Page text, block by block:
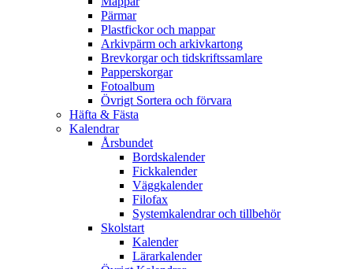
Pärmar
Plastfickor och mappar
Arkivpärm och arkivkartong
Brevkorgar och tidskriftssamlare
Papperskorgar
Fotoalbum
Övrigt Sortera och förvara
Häfta & Fästa
Kalendrar
Årsbundet
Bordskalender
Fickkalender
Väggkalender
Filofax
Systemkalendrar och tillbehör
Skolstart
Kalender
Lärarkalender